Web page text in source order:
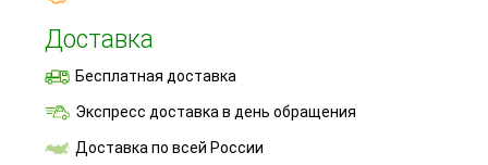
Доставка
Бесплатная доставка
Экспресс доставка в день обращения
Доставка по всей России